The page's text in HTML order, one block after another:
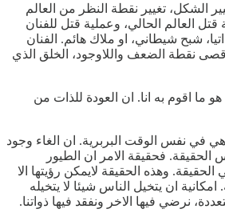
الشكل، تغيير نقطة النظر من العالم
العالم الحالي، وعملية قتل للفنان
شبح شيطاني، او ملاك هائم. الفنان
نقطة الضعف واللاوجود، الخلق الذي
اقوم به انا. ان العودة للذات من
في نفس الوقت البربرية. ان الغاء وجود
الحقيقة. فحقيقة الامر ان الطيور
وهذه الحقيقة لايمكن رؤيتها الا
ان يتخيل الناس شيئا لا يتخيله
نرضي فيها الاخر ونفقد فيها ذواتنا.